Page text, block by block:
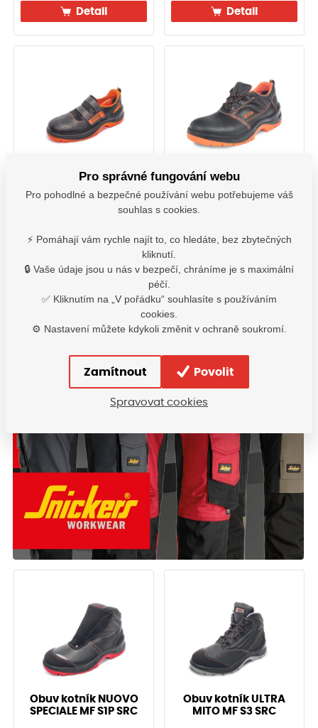
Detail Detail
Obuv sandál GAMMA
950,40Kč
Obuv polobotka BETA
874,90 Kč
Obuv kotník NUOVO
SPECIALE MF S1P SRC
Obuv kotník ULTRA
MITO MF S3 SRC
Pro správné fungování webu
Pro pohodlné a bezpečné používání webu potřebujeme váš
souhlas s cookies.
⚡ Pomáhají vám rychle najít to, co hledáte, bez zbytečných
kliknutí.
🔒 Vaše údaje jsou u nás v bezpečí, chráníme je s maximální
péčí.
✅ Kliknutím na „V pořádku“ souhlasíte s používáním
cookies.
⚙️ Nastavení můžete kdykoli změnit v ochraně soukromí.
Zamítnout Povolit
Spravovat cookies